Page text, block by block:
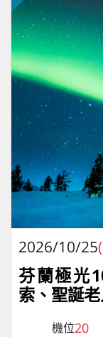
2026/10/25
芬蘭極光
索、聖誕
機位20